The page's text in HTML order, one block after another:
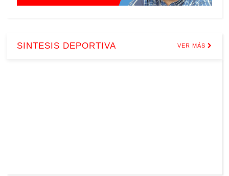
SINTESIS DEPORTIVA VER MÁS